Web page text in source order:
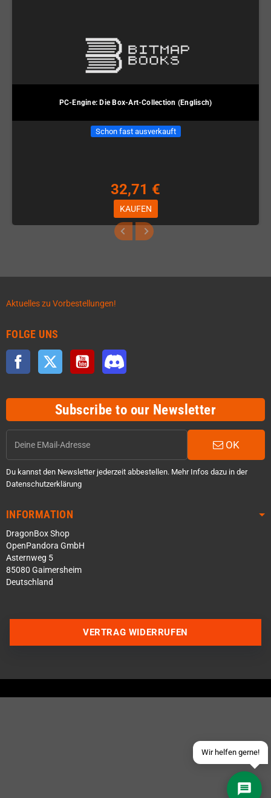
PC-Engine: Die Box-Art-Collection (Englisch)
Schon fast ausverkauft
32,71 €
KAUFEN
Aktuelles zu Vorbestellungen!
FOLGE UNS
Facebook Twitter YouTube
Subscribe to our Newsletter
OK
Du kannst den Newsletter jederzeit abbestellen. Mehr Infos dazu in der
Datenschutzerklärung
INFORMATION
DragonBox Shop
OpenPandora GmbH
Asternweg 5
85080 Gaimersheim
Deutschland
Wir helfen gerne!
Über WhatsApp schreiben
Schick uns eine eMail
VERTRAG WIDERRUFEN